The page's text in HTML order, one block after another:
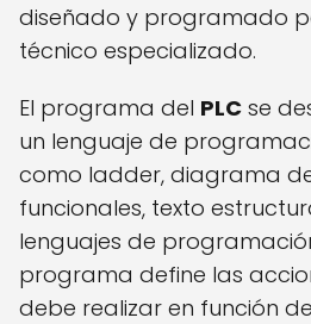
diseñado y programado
técnico especializado.
El programa del PLC se
un lenguaje de
como ladder, diagrama
funcionales, texto
lenguajes de
programa define las
debe realizar en función